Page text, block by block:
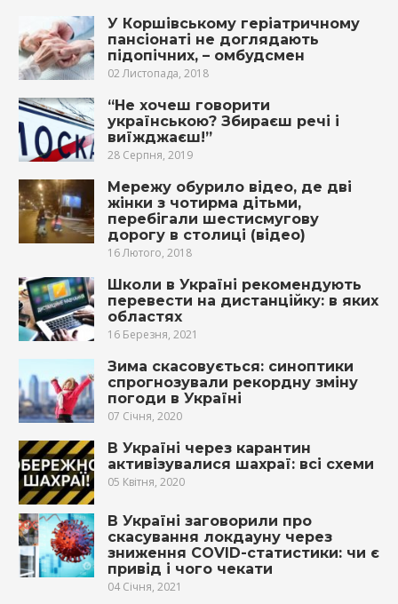
У Коршівському геріатричному
пансіонаті не доглядають
підопічних, – омбудсмен
02 Листопада, 2018
“Не хочеш говорити
українською? Збираєш речі і
виїжджаєш!”
28 Серпня, 2019
Мережу обурило відео, де дві
жінки з чотирма дітьми,
перебігали шестисмугову
дорогу в столиці (відео)
16 Лютого, 2018
Школи в Україні рекомендують
перевести на дистанційку: в яких
областях
16 Березня, 2021
Зима скасовується: синоптики
спрогнозували рекордну зміну
погоди в Україні
07 Січня, 2020
В Україні через карантин
активізувалися шахраї: всі схеми
05 Квітня, 2020
В Україні заговорили про
скасування локдауну через
зниження COVID-статистики: чи є
привід і чого чекати
04 Січня, 2021